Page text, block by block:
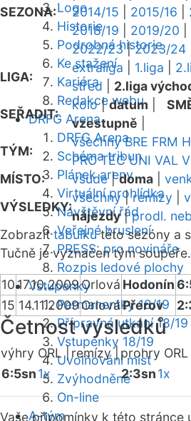
Logo
Historie
Podrobná historie
Ke stažení
Kariéra
Redakce webu
DRFG Arena
DRFG Arena
Schéma tribun
Plánek areny
Virtuální prohlídka
Návštěvní řád
Veřejné bruslení
PRESS: pro novináře
Rozpis ledové plochy
Vstupenky
Permanentky 18/19
Přípravná utkání 18/19
Vstupenky 18/19
Uvolňování míst
Zvýhodněné
On-line
A-tým
SEZONA:
2014/15
2015/16
2018/19
2019/20
2022/23|2023/24
LIGA:
extraliga 1.liga
střed
2.liga
SEŘADIT:
kolo|datum
vzestupně
TÝM:
všechny BRE FRM
PRO TEC UNI VAL
MÍSTO:
všude|doma
VÝSLEDKY:
všechny|remízy
nájezdy|prodl.
Zobrazittabulkutéto sezóny a
Tučně je vyznačen tým soupeře.
1017.10.2009Orlová Hodonín
15 14.11.2009OrlováPřerov
Četnost výsledků
výhry ORL | remízy | prohry ORL
6:5sn1x 2:3sn1x
Vaše připomínky k této stránce